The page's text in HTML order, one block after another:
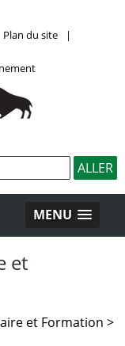
Plan du site |
MENU
et
et Formation >